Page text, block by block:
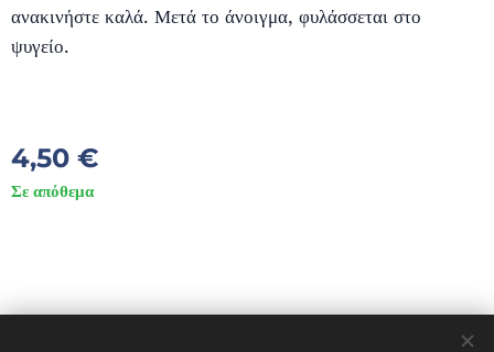
ανακινήστε καλά. Μετά το άνοιγμα, φυλάσσεται στο
ψυγείο.
4,50 €
Σε απόθεμα